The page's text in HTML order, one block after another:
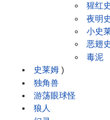
史莱姆
猩红
夜明
小史
恶翅
毒泥
)
独角兽
游荡眼球怪
狼人